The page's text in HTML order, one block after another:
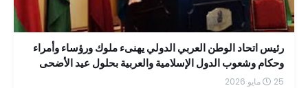
رئيس اتحاد الوطن العربي الدولي يهنىء ملوك ورؤساء وأمراء
وحكام وشعوب الدول الإسلامية والعربية بحلول عيد الأضحى
المبارك
25 مايو 2026